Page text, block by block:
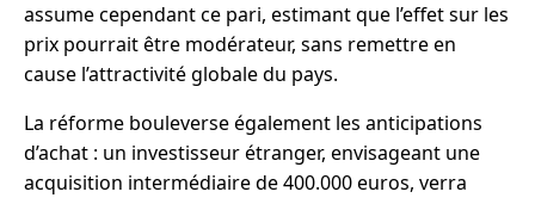
assume cependant ce pari, estimant que l’effet sur les
prix pourrait être modérateur, sans remettre en
cause l’attractivité globale du pays.
La réforme bouleverse également les anticipations
d’achat : un investisseur étranger, envisageant une
acquisition intermédiaire de 400.000 euros, verra